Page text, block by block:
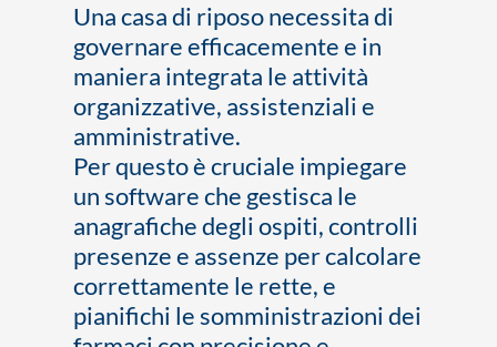
Una casa di riposo necessita di
governare efficacemente e in
maniera integrata le attività
organizzative, assistenziali e
amministrative.
Per questo è cruciale impiegare
un software che gestisca le
anagrafiche degli ospiti, controlli
presenze e assenze per calcolare
correttamente le rette, e
pianifichi le somministrazioni dei